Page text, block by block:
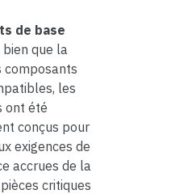
de base
bien que la
les
ont été
conçus pour
exigences de
accrues de la
critiques